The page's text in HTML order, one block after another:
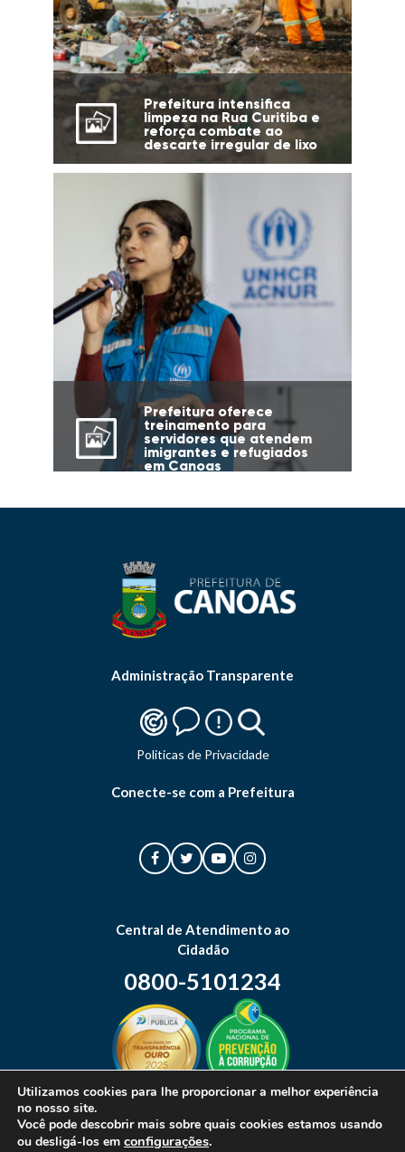
Prefeitura intensifica
limpeza na Rua Curitiba e
reforça combate ao
descarte irregular de lixo
Prefeitura oferece
treinamento para
servidores que atendem
imigrantes e refugiados
em Canoas
Administração Transparente
Politicas de Privacidade
Conecte-se com a Prefeitura
Central de Atendimento ao
Cidadão
0800-5101234
Utilizamos cookies para lhe proporcionar a melhor experiência
no nosso site.
Você pode descobrir mais sobre quais cookies estamos usando
ou desligá-los em configurações.